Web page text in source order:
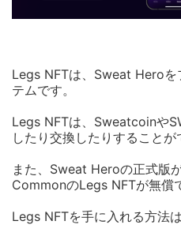
Legs NFTは、Sweat Heroを
テムです。
Legs NFTは、Sweatcoinや
したり交換したりすることが
また、Sweat Heroの正式版
CommonのLegs NFTが無償
Legs NFTを手に入れる方法